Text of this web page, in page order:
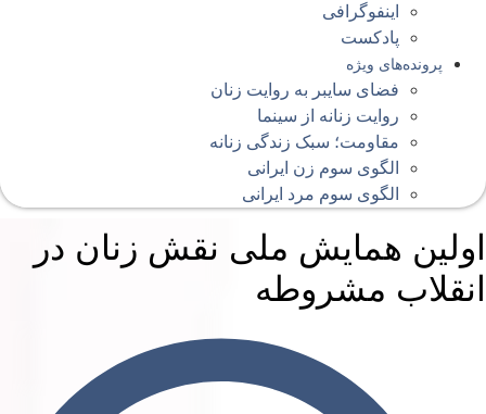
اینفوگرافی
پادکست
پرونده‌های ویژه
فضای سایبر به روایت زنان
روایت زنانه از سینما
مقاومت؛ سبک زندگی زنانه
الگوی سوم زن ایرانی
الگوی سوم مرد ایرانی
همایش ملی نقش زنان در
مشروطه